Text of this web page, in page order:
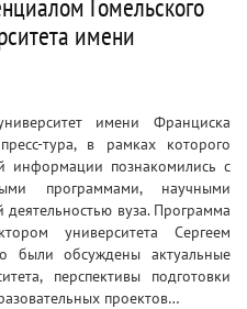
Гомельского
имени
имени Франциска
тура, в рамках которого
информации познакомились с
программами, научными
вуза. Программа
университета Сергеем
были обсуждены актуальные
перспективы подготовки
проектов…